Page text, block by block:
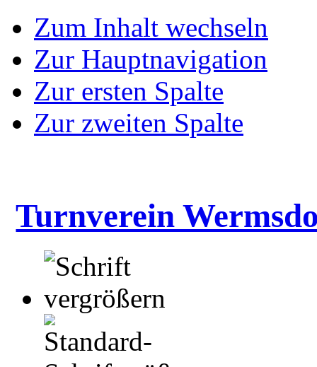
Zum Inhalt wechseln
Zur Hauptnavigation
Zur ersten Spalte
Zur zweiten Spalte
Turnverein